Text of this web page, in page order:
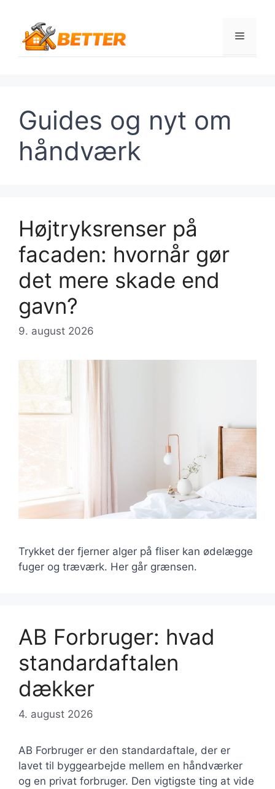
indhold
Menu
Guides og nyt om
håndværk
Højtryksrenser på
facaden: hvornår gør
det mere skade end
gavn?
9. august 2026
Trykket der fjerner alger på fliser kan ødelægge
fuger og træværk. Her går grænsen.
AB Forbruger: hvad
standardaftalen
dækker
4. august 2026
AB Forbruger er den standardaftale, der er
lavet til byggearbejde mellem en håndværker
og en privat forbruger. Den vigtigste ting at vide